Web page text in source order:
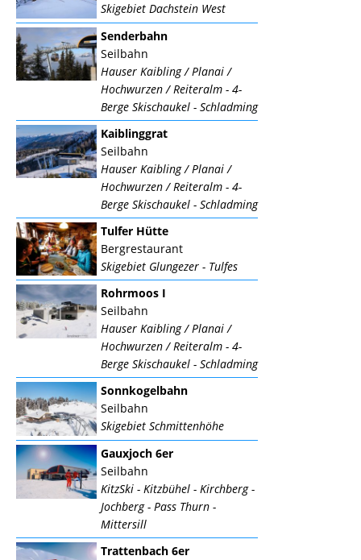
Skigebiet Dachstein West
Senderbahn
Seilbahn
Hauser Kaibling / Planai /
Hochwurzen / Reiteralm - 4-
Berge Skischaukel - Schladming
Kaiblinggrat
Seilbahn
Hauser Kaibling / Planai /
Hochwurzen / Reiteralm - 4-
Berge Skischaukel - Schladming
Tulfer Hütte
Bergrestaurant
Skigebiet Glungezer - Tulfes
Rohrmoos I
Seilbahn
Hauser Kaibling / Planai /
Hochwurzen / Reiteralm - 4-
Berge Skischaukel - Schladming
Sonnkogelbahn
Seilbahn
Skigebiet Schmittenhöhe
Gauxjoch 6er
Seilbahn
KitzSki - Kitzbühel - Kirchberg -
Jochberg - Pass Thurn -
Mittersill
Trattenbach 6er